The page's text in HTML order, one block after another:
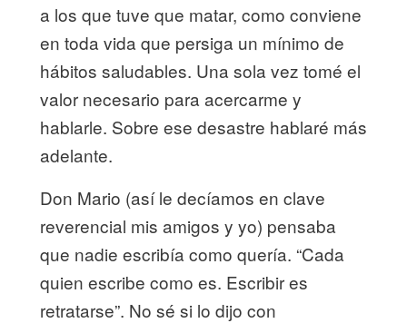
a los que tuve que matar, como conviene
en toda vida que persiga un mínimo de
hábitos saludables. Una sola vez tomé el
valor necesario para acercarme y
hablarle. Sobre ese desastre hablaré más
adelante.
Don Mario (así le decíamos en clave
reverencial mis amigos y yo) pensaba
que nadie escribía como quería. “Cada
quien escribe como es. Escribir es
retratarse”. No sé si lo dijo con